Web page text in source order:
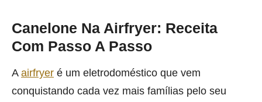
Canelone Na Airfryer: Receita
Com Passo A Passo
Aairfryer é um eletrodoméstico que vem
conquistando cada vez mais famílias pelo seu